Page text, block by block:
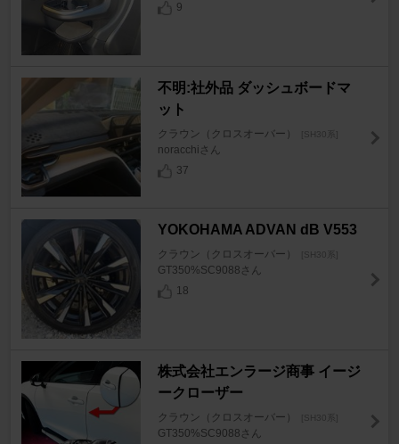
9
不明:社外品 ダッシュボードマ
ット
クラウン（クロスオーバー） [SH30系]
noracchiさん
37
YOKOHAMA ADVAN dB V553
クラウン（クロスオーバー） [SH30系]
GT350%SC9088さん
18
株式会社エンラージ商事 イージ
ークローザー
クラウン（クロスオーバー） [SH30系]
GT350%SC9088さん